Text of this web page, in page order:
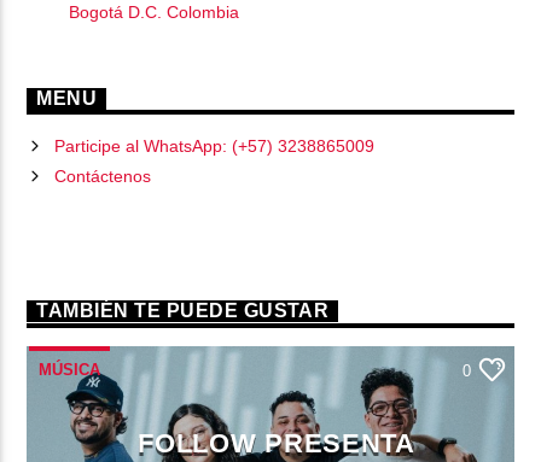
Bogotá D.C. Colombia
MENU
Participe al WhatsApp: (+57) 3238865009
Contáctenos
TAMBIÉN TE PUEDE GUSTAR
MÚSICA 0
FOLLOW PRESENTA